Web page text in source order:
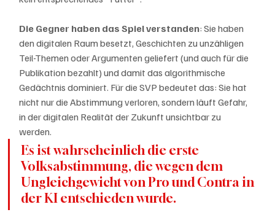
Die Gegner haben das Spiel verstanden: Sie haben
den digitalen Raum besetzt, Geschichten zu unzähligen
Teil-Themen oder Argumenten geliefert (und auch für die
Publikation bezahlt) und damit das algorithmische
Gedächtnis dominiert. Für die SVP bedeutet das: Sie hat
nicht nur die Abstimmung verloren, sondern läuft Gefahr,
in der digitalen Realität der Zukunft unsichtbar zu
werden.
Es ist wahrscheinlich die erste
Volksabstimmung, die wegen dem
Ungleichgewicht von Pro und Contra in
der KI entschieden wurde.